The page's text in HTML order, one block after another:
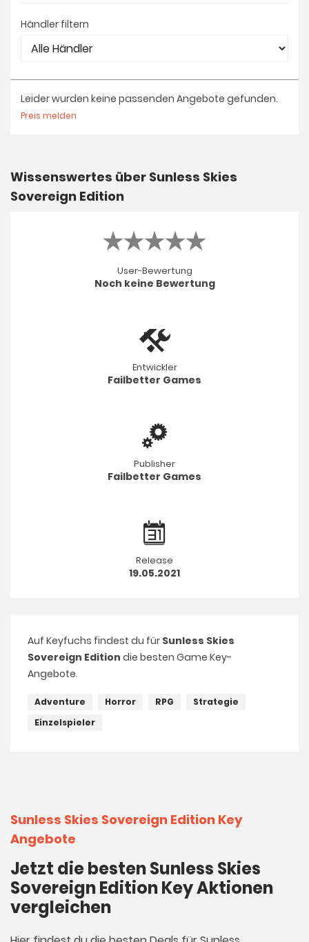
Händler filtern
Leider wurden keine passenden Angebote gefunden.
Preis melden
Wissenswertes über Sunless Skies
Sovereign Edition
User-Bewertung
Noch keine Bewertung
Entwickler
Failbetter Games
Publisher
Failbetter Games
Release
19.05.2021
Auf Keyfuchs findest du für Sunless Skies
Sovereign Edition die besten Game Key-
Angebote.
Adventure Horror RPG
Strategie
Einzelspieler
Sunless Skies Sovereign Edition Key
Angebote
Jetzt die besten Sunless Skies
Sovereign Edition Key Aktionen
vergleichen